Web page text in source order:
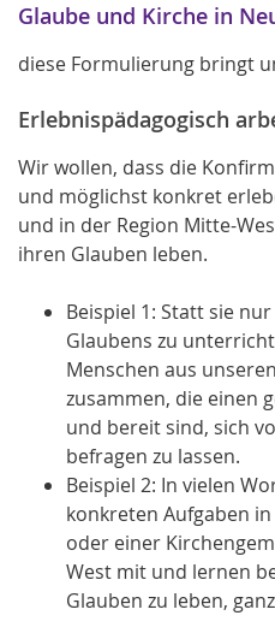
Glaube und Kirche in
diese Formulierung bringt
Erlebnispädagogisch
Wir wollen, dass die
und möglichst konkret
und in der Region Mitte-
ihren Glauben leben.
Beispiel 1: Statt sie
Glaubens zu
Menschen aus
zusammen, die einen
und bereit sind, sich
befragen zu lassen.
Beispiel 2: In vielen
konkreten Aufgaben
oder einer
West mit und lernen
Glauben zu leben,